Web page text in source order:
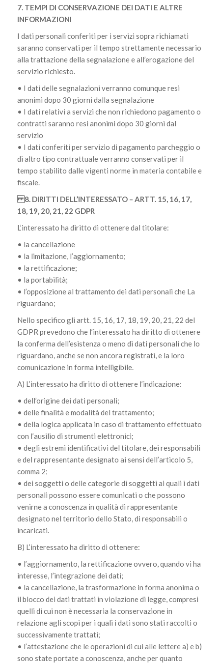
7. TEMPI DI CONSERVAZIONE DEI DATI E ALTRE
INFORMAZIONI
I dati personali conferiti per i servizi sopra richiamati
saranno conservati per il tempo strettamente necessario
alla trattazione della segnalazione e all’erogazione del
servizio richiesto.
• I dati delle segnalazioni verranno comunque resi
anonimi dopo 30 giorni dalla segnalazione
• I dati relativi a servizi che non richiedono pagamento o
contratti saranno resi anonimi dopo 30 giorni dal
servizio
• I dati conferiti per servizio di pagamento parcheggio o
di altro tipo contrattuale verranno conservati per il
tempo stabilito dalle vigenti norme in materia contabile e
fiscale.
8. DIRITTI DELL’INTERESSATO – ARTT. 15, 16, 17,
18, 19, 20, 21, 22 GDPR
L’interessato ha diritto di ottenere dal titolare:
• la cancellazione
• la limitazione, l’aggiornamento;
• la rettificazione;
• la portabilità;
• l’opposizione al trattamento dei dati personali che La
riguardano;
Nello specifico gli artt. 15, 16, 17, 18, 19, 20, 21, 22 del
GDPR prevedono che l’interessato ha diritto di ottenere
la conferma dell’esistenza o meno di dati personali che lo
riguardano, anche se non ancora registrati, e la loro
comunicazione in forma intelligibile.
A) L’interessato ha diritto di ottenere l’indicazione:
• dell’origine dei dati personali;
• delle finalità e modalità del trattamento;
• della logica applicata in caso di trattamento effettuato
con l’ausilio di strumenti elettronici;
• degli estremi identificativi del titolare, dei responsabili
e del rappresentante designato ai sensi dell’articolo 5,
comma 2;
• dei soggetti o delle categorie di soggetti ai quali i dati
personali possono essere comunicati o che possono
venirne a conoscenza in qualità di rappresentante
designato nel territorio dello Stato, di responsabili o
incaricati.
B) L’interessato ha diritto di ottenere:
• l’aggiornamento, la rettificazione ovvero, quando vi ha
interesse, l’integrazione dei dati;
• la cancellazione, la trasformazione in forma anonima o
il blocco dei dati trattati in violazione di legge, compresi
quelli di cui non è necessaria la conservazione in
relazione agli scopi per i quali i dati sono stati raccolti o
successivamente trattati;
• l’attestazione che le operazioni di cui alle lettere a) e b)
sono state portate a conoscenza, anche per quanto